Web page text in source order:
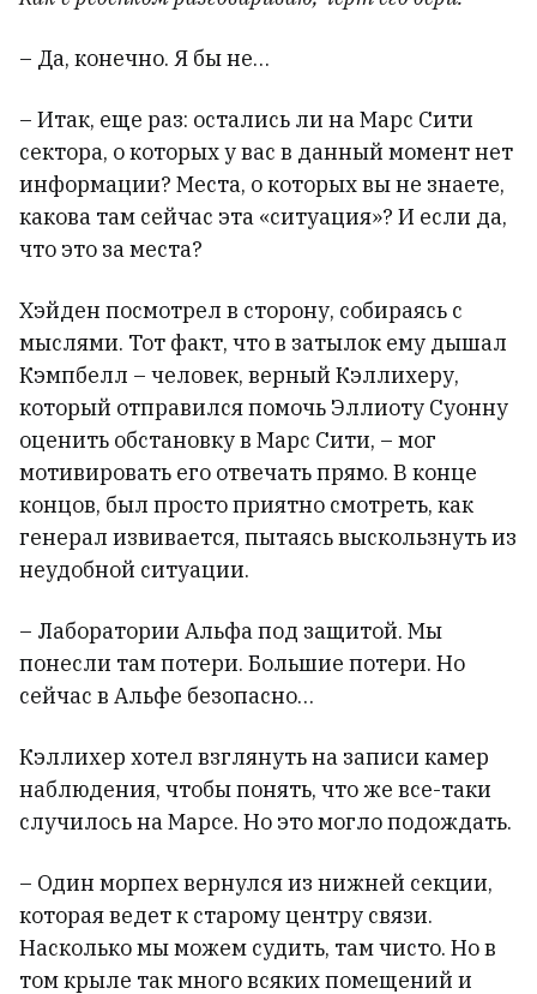
– Да, конечно. Я бы не…
– Итак, еще раз: остались ли на Марс Сити
сектора, о которых у вас в данный момент нет
информации? Места, о которых вы не знаете,
какова там сейчас эта «ситуация»? И если да,
что это за места?
Хэйден посмотрел в сторону, собираясь с
мыслями. Тот факт, что в затылок ему дышал
Кэмпбелл – человек, верный Кэллихеру,
который отправился помочь Эллиоту Суонну
оценить обстановку в Марс Сити, – мог
мотивировать его отвечать прямо. В конце
концов, был просто приятно смотреть, как
генерал извивается, пытаясь выскользнуть из
неудобной ситуации.
– Лаборатории Альфа под защитой. Мы
понесли там потери. Большие потери. Но
сейчас в Альфе безопасно…
Кэллихер хотел взглянуть на записи камер
наблюдения, чтобы понять, что же все-таки
случилось на Марсе. Но это могло подождать.
– Один морпех вернулся из нижней секции,
которая ведет к старому центру связи.
Насколько мы можем судить, там чисто. Но в
том крыле так много всяких помещений и